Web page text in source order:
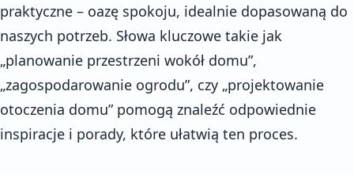
praktyczne – oazę spokoju, idealnie dopasowaną do
naszych potrzeb. Słowa kluczowe takie jak
„planowanie przestrzeni wokół domu”,
„zagospodarowanie ogrodu”, czy „projektowanie
otoczenia domu” pomogą znaleźć odpowiednie
inspiracje i porady, które ułatwią ten proces.